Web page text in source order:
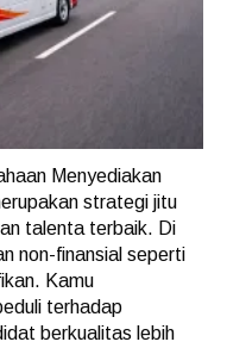
Menyediakan
strategi jitu
talenta terbaik. Di
non-finansial seperti
Kamu
terhadap
berkualitas lebih